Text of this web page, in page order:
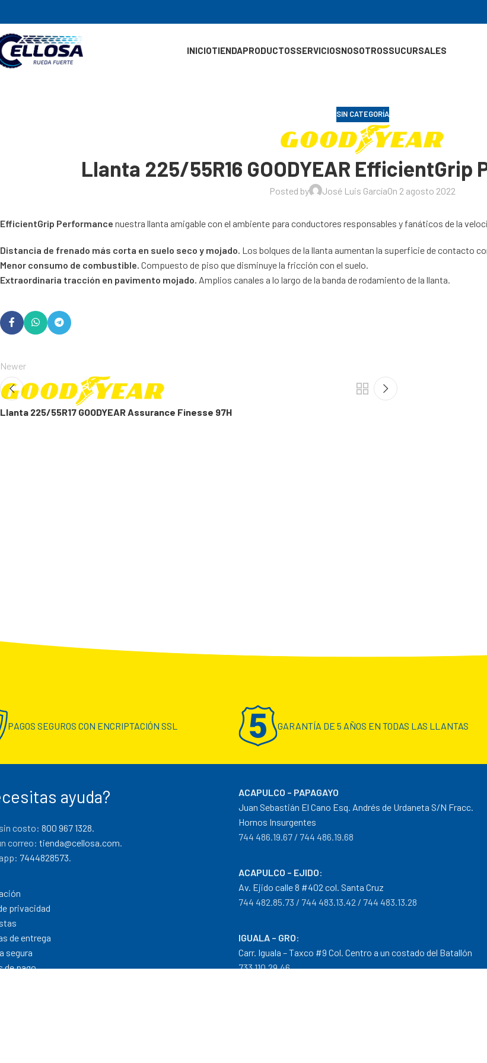
INICIOTIENDAPRODUCTOSSERVICIOSNOSOTROSSUCURSALES
SIN CATEGORÍA
Llanta 225/55R16 GOODYEAR EfficientGrip
Posted by José Luis GarcíaOn 2 agosto 2022
EfficientGrip Performance nuestra llanta amigable con el ambiente para conductores responsables y fanáticos de la
Distancia de frenado más corta en suelo seco y mojado. Los bolques de la llanta aumentan la superficie de contacto
Menor consumo de combustible. Compuesto de piso que disminuye la fricción con el suelo.
Extraordinaria tracción en pavimento mojado. Amplios canales a lo largo de la banda de rodamiento de la llanta.
Newer
Llanta 225/55R17 GOODYEAR Assurance Finesse 97H
PAGOS SEGUROS CON ENCRIPTACIÓN SSL GARANTÍA DE 5 AÑOS EN TODAS LAS LLANTAS
ayuda?
costo:800 967 1328.
correo:tienda@cellosa.com
7444828573
privacidad
de entrega
segura
de pago
ACAPULCO – PAPAGAYO
Juan Sebastián El Cano Esq. Andrés de Urdaneta S/N Fracc.
Hornos Insurgentes
744 486.19.67 / 744 486.19.68
ACAPULCO – EJIDO:
Av. Ejido calle 8 #402 col. Santa Cruz
744 482.85.73 / 744 483.13.42 / 744 483.13.28
IGUALA – GRO:
Carr. Iguala – Taxco #9 Col. Centro a un costado del Batallón
733 110.29.46